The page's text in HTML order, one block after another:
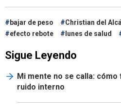
bajar de peso Christian del
efecto rebote
lunes de salud
Sigue Leyendo
Mi mente no se calla:
ruido interno